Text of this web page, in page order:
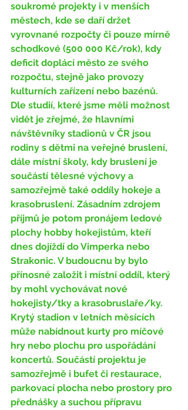
soukromé projekty i v menších
městech, kde se daří držet
vyrovnané rozpočty či pouze mírně
schodkové (500 000 Kč/rok), kdy
deficit doplácí město ze svého
rozpočtu, stejně jako provozy
kulturních zařízení nebo bazénů.
Dle studií, které jsme měli možnost
vidět je zřejmé, že hlavními
návštěvníky stadionů v ČR jsou
rodiny s dětmi na veřejné bruslení,
dále místní školy, kdy bruslení je
součástí tělesné výchovy a
samozřejmě také oddíly hokeje a
krasobruslení. Zásadním zdrojem
příjmů je potom pronájem ledové
plochy hobby hokejistům, kteří
dnes dojíždí do Vimperka nebo
Strakonic. V budoucnu by bylo
přínosné založit i místní oddíl, který
by mohl vychovávat nové
hokejisty/tky a krasobruslaře/ky.
Krytý stadion v letních měsících
může nabídnout kurty pro míčové
hry nebo plochu pro uspořádání
koncertů. Součástí projektu je
samozřejmě i bufet či restaurace,
parkovací plocha nebo prostory pro
přednášky a suchou přípravu